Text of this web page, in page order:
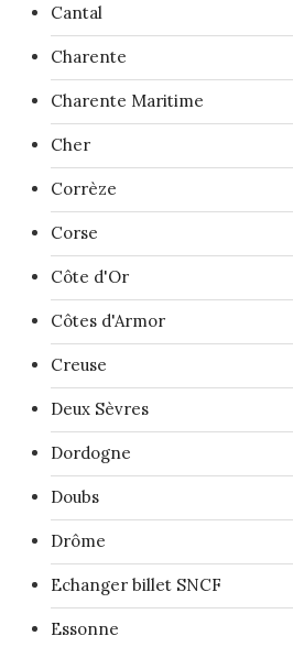
Cantal
Charente
Charente Maritime
Cher
Corrèze
Corse
Côte d'Or
Côtes d'Armor
Creuse
Deux Sèvres
Dordogne
Doubs
Drôme
Echanger billet SNCF
Essonne